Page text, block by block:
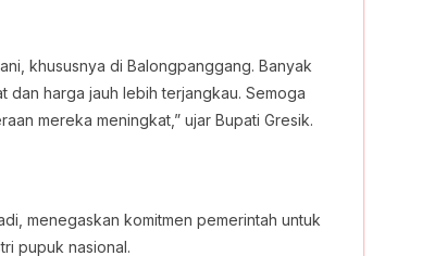
khususnya di Balongpanggang. Banyak
harga jauh lebih terjangkau. Semoga
mereka meningkat,” ujar Bupati Gresik.
menegaskan komitmen pemerintah untuk
pupuk nasional.